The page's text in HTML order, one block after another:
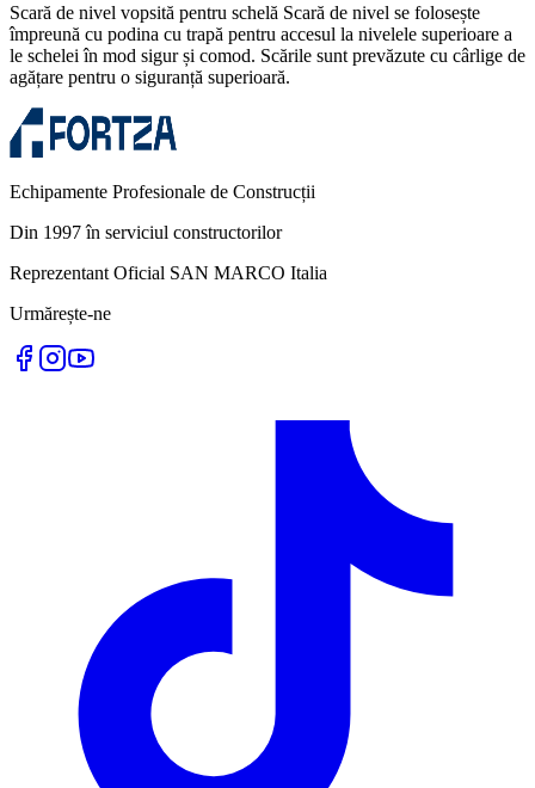
Scară de nivel vopsită pentru schelă Scară de nivel se folosește
împreună cu podina cu trapă pentru accesul la nivelele superioare a
le schelei în mod sigur și comod. Scările sunt prevăzute cu cârlige de
agățare pentru o siguranță superioară.
Echipamente Profesionale de Construcții
Din 1997 în serviciul constructorilor
Reprezentant Oficial SAN MARCO Italia
Urmărește-ne